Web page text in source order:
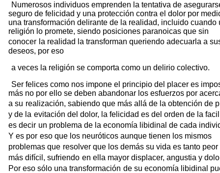
Numerosos individuos emprenden la tentativa de
seguro de felicidad y una protección contra el dolor por
una transformación delirante de la realidad, incluido cuando
religión lo promete, siendo posiciones paranoicas que sin
conocer la realidad la transforman queriendo adecuarla a
deseos, por eso
a veces la religión se comporta como un delirio colectivo.
Ser felices como nos impone el principio del placer es
más no por ello se deben abandonar los esfuerzos por
a su realización, sabiendo que más allá de la obtención de
y de la evitación del dolor, la felicidad es del orden de la
es decir un problema de la economía libidinal de cada
Y es por eso que los neuróticos aunque tienen los mismos
problemas que resolver que los demás su vida es tanto peor
más difícil, sufriendo en ella mayor displacer, angustia y
Por eso sólo una transformación de su economía libidinal